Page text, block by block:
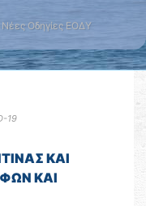
Νέες Οδηγίες ΕΟΔΥ
19
ΚΑΙ
ΚΑΙ